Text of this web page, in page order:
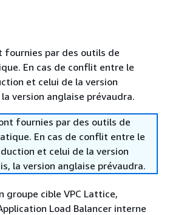
fournies par des outils de
En cas de conflit entre le
et celui de la version
version anglaise prévaudra.
fournies par des outils de
En cas de conflit entre le
et celui de la version
la version anglaise prévaudra.
groupe cible VPC Lattice,
Load Balancer interne